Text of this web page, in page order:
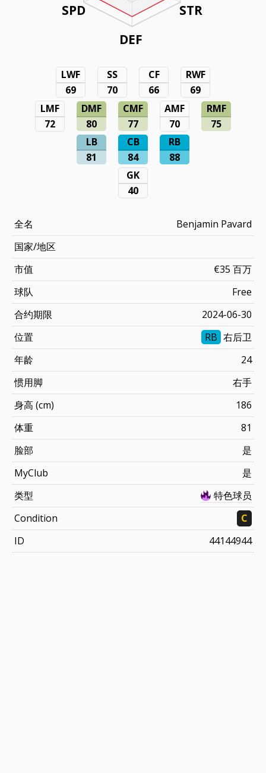
STR
DEF
SPD
LWF
69
SS
70
CF
66
RWF
69
LMF
72
DMF
80
CMF
77
AMF
70
RMF
75
LB
81
CB
84
RB
88
GK
40
全名
Benjamin Pavard
国家/地区
市值
€35 百万
球队
Free
合约期限
2024-06-30
位置
RB 右后卫
年龄
24
惯用脚
右手
身高 (cm)
186
体重
81
脸部
是
MyClub
是
类型
特色球员
Condition
C
ID
44144944